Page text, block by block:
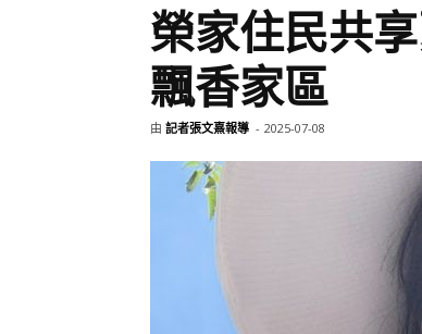
榮家住民共
飄香家區
由 記者張文熹報導 - 2025-07-08